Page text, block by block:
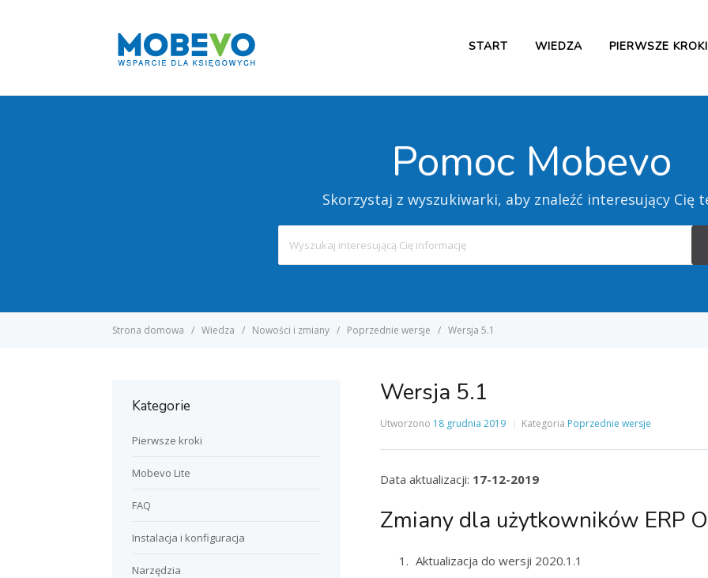
START WIEDZA PIERWSZE KROKI
Pomoc Mobevo
Skorzystaj z wyszukiwarki, aby znaleźć interesujący Cię
Strona domowa Wiedza Nowości i zmiany Poprzednie wersje Wersja 5.1
Wersja 5.1
Utworzono 18 grudnia 2019 Kategoria Poprzednie wersje
Data aktualizacji: 17-12-2019
Zmiany dla użytkowników ERP
Aktualizacja do wersji 2020.1.1
Kategorie
Pierwsze kroki
Mobevo Lite
FAQ
Instalacja i konfiguracja
Narzędzia